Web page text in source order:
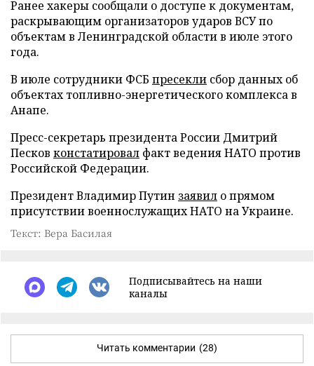
Ранее хакеры сообщали о доступе к документам,
раскрывающим организаторов ударов ВСУ по
объектам в Ленинградской области в июле этого
года.
В июле сотрудники ФСБ пресекли сбор данных об
объектах топливно-энергетического комплекса в
Анапе.
Пресс-секретарь президента России Дмитрий
Песков констатировал факт ведения НАТО против
Российской Федерации.
Президент Владимир Путин заявил о прямом
присутствии военнослужащих НАТО на Украине.
Текст: Вера Басилая
Подписывайтесь на наши
каналы
Читать комментарии (28)